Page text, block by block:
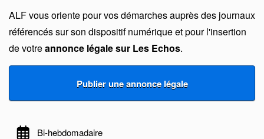
ALF vous oriente pour vos démarches auprès des journaux
référencés sur son dispositif numérique et pour l'insertion
de votreannonce légale sur Les Echos.
Bi-hebdomadaire